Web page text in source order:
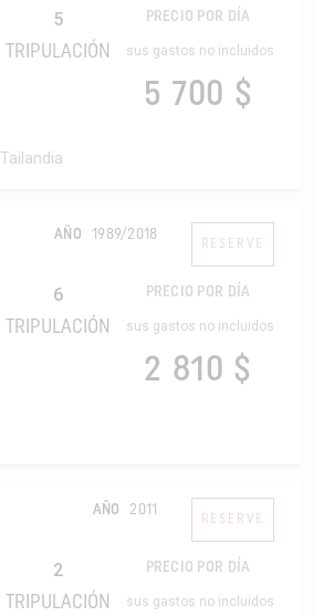
5
TRIPULACIÓN
PRECIO POR DÍA
sus gastos no incluidos
5 700 $
Tailandia
AÑO 1989/2018
RESERVE
6
TRIPULACIÓN
PRECIO POR DÍA
sus gastos no incluidos
2 810 $
AÑO 2011
RESERVE
2
TRIPULACIÓN
PRECIO POR DÍA
sus gastos no incluidos